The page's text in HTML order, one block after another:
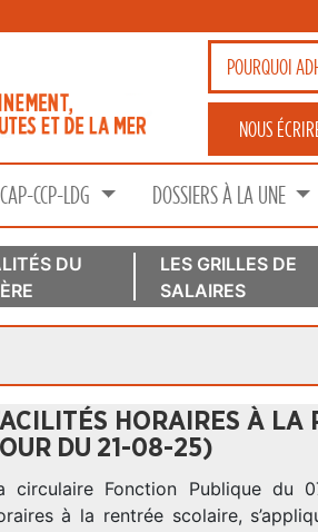
POURQUOI
NOUS
CAP-CCP-LDG DOSSIERS À LA UNE
DU
LES GRILLES DE
SALAIRES
HORAIRES À
DU 21-08-25)
circulaire Fonction Publique du
à la rentrée scolaire,